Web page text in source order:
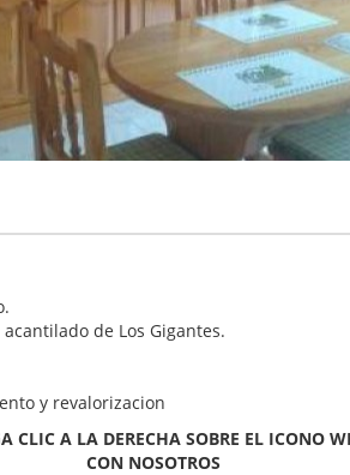
de Los Gigantes.
y revalorizacion
CLIC A LA DERECHA SOBRE EL ICONO
CON NOSOTROS